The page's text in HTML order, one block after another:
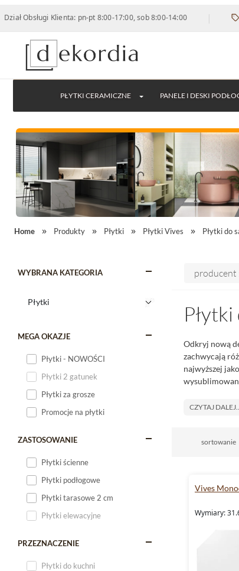
Klienta: pn-pt 8:00-17:00, sob 8:00-14:00 | rabat
PŁYTKI CERAMICZNE PANELE I DESKI
Home Produkty Płytki Płytki Vives Płytki do
WYBRANA KATEGORIA
MEGA OKAZJE
Płytki - NOWOŚCI
Płytki 2 gatunek
Płytki za grosze
Promocje na płytki
ZASTOSOWANIE
Płytki ścienne
Płytki podłogowe
Płytki tarasowe 2 cm
Płytki elewacyjne
PRZEZNACZENIE
Płytki do kuchni
producent
Odkryj nową
zachwycają
najwyższej
CZYTAJ
sortowanie
Vives
Wymiary: